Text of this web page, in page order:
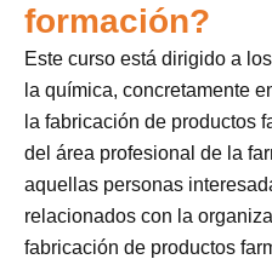
formación?
Este curso está dirigido a
la química, concretamente
la fabricación de productos
del área profesional de la
aquellas personas
relacionados con la
fabricación de productos